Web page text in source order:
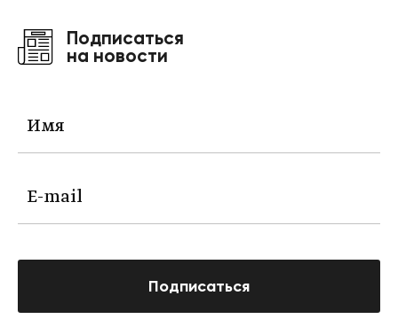
Подписаться
на новости
Подписаться